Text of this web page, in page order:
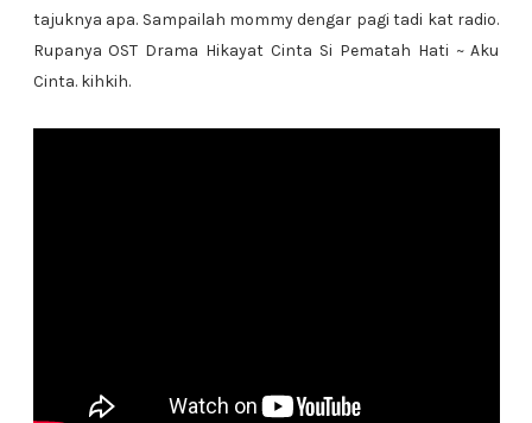
tajuknya apa. Sampailah mommy dengar pagi tadi kat radio.
Rupanya OST Drama Hikayat Cinta Si Pematah Hati ~ Aku
Cinta. kihkih.